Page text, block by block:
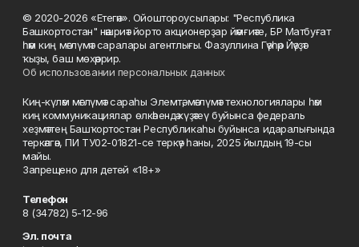
© 2020-2026 «Етегән». Ойоштороусылары: "Республика
Башкортостан" нәшриәт йорто акционерҙар йәмғиәте, БР Матбуғат
һәм киң мәғлүмәт саралары агентлығы. Фазуллина Гәүһәр Йәүҙәт
ҡыҙы, баш мөхәррир.
Об использовании персональных данных
Киң-күләм мәғлүмәт сараһы Элемтә, мәғлүмәт технологиялары һәм
киң коммуникациялар өлкәһендә күҙәтеү буйынса федераль
хеҙмәттең Башҡортостан Республикаһы буйынса идаралығында
теркәлгән, ПИ ТУ02-01821-се теркәү һаны, 2025 йылдың 19-сы
майы.
Запрещено для детей «18+»
Телефон
8 (34782) 5-12-96
Эл. почта